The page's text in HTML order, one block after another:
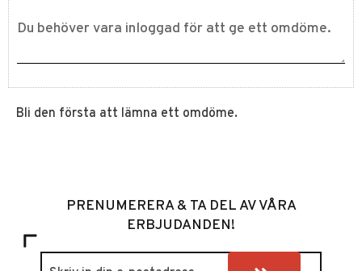
Bli den första att lämna ett omdöme.
PRENUMERERA & TA DEL AV VÅRA
ERBJUDANDEN!